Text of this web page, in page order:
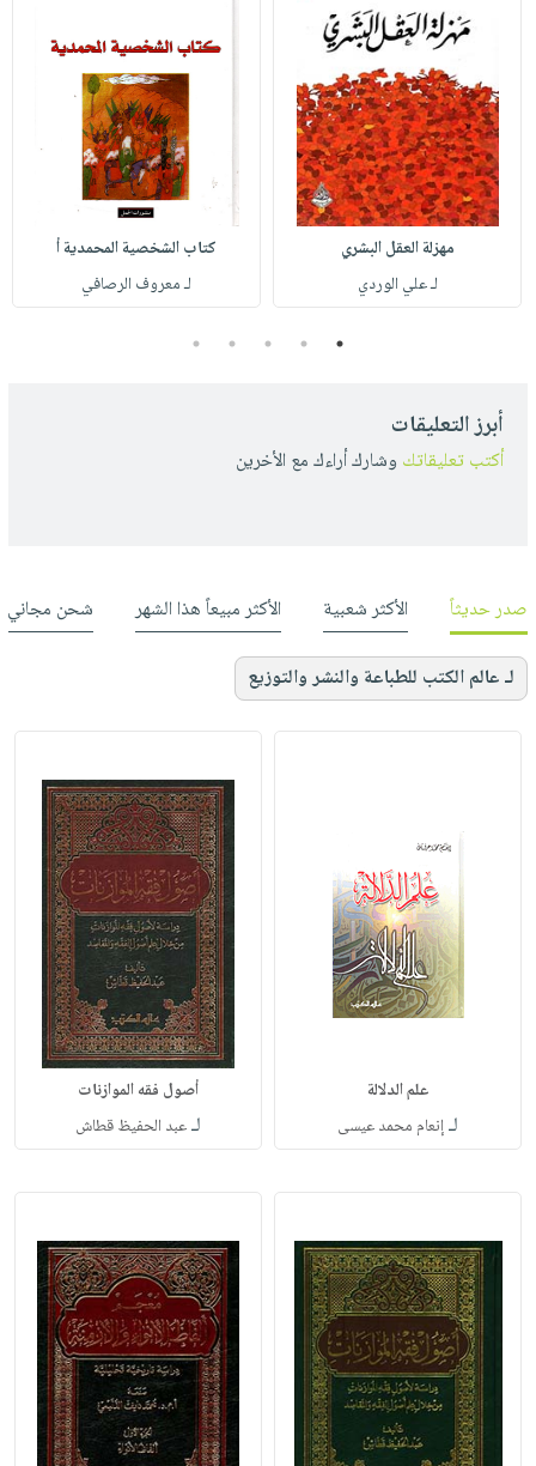
مهزلة العقل البشري
لـ علي الوردي
كتاب الشخصية المحمدية أ
لـ معروف الرصافي
1
2
3
4
5
أبرز التعليقات
أكتب تعليقاتك وشارك أراءك مع الأخرين
صدر حديثاً الأكثر شعبية الأكثر مبيعاً هذا الشهر شحن مجاني
لـ عالم الكتب للطباعة والنشر والتوزيع
علم الدلالة
لـإنعام محمد عيسى
أصول فقه الموازنات
لـعبد الحفيظ قطاش